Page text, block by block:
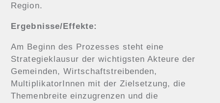
Region.
Ergebnisse/Effekte:
Am Beginn des Prozesses steht eine
Strategieklausur der wichtigsten Akteure der
Gemeinden, Wirtschaftstreibenden,
MultiplikatorInnen mit der Zielsetzung, die
Themenbreite einzugrenzen und die